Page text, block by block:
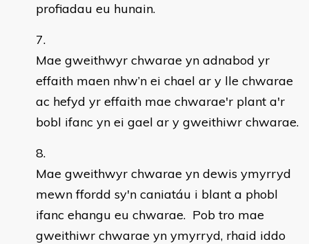
profiadau eu hunain.
Mae gweithwyr chwarae yn adnabod yr
effaith maen nhw’n ei chael ar y lle chwarae
ac hefyd yr effaith mae chwarae'r plant a'r
bobl ifanc yn ei gael ar y gweithiwr chwarae.
Mae gweithwyr chwarae yn dewis ymyrryd
mewn ffordd sy'n caniatáu i blant a phobl
ifanc ehangu eu chwarae. Pob tro mae
gweithiwr chwarae yn ymyrryd, rhaid iddo